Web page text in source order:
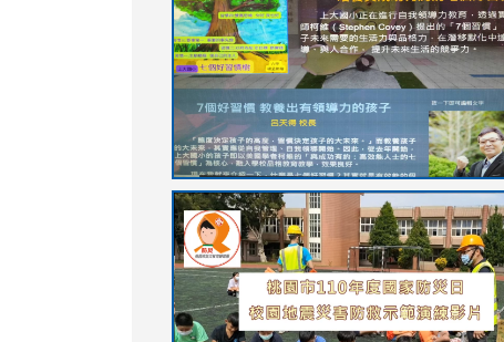
YfDQppRvyMk686kIw6SBbssEIZ6WnT/
usp=sharing
link
to
https://sites.google.com/stes.tyc.edu.tw/
link
to
https://drive.google.com/file/d/
usp=sharing
link
to
https://youtu.be/jJOMVWY3-
8M
link
to
https://drive.google.com/file/d/
usp=sharing